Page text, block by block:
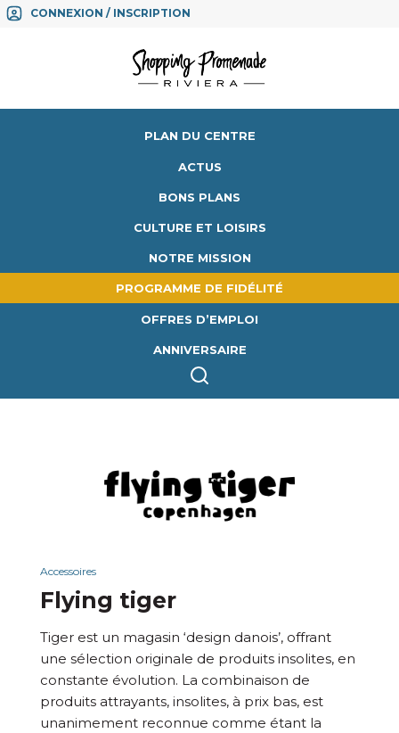
CONNEXION / INSCRIPTION
PLAN DU CENTRE
ACTUS
BONS PLANS
CULTURE ET LOISIRS
NOTRE MISSION
PROGRAMME DE FIDÉLITÉ
OFFRES D’EMPLOI
ANNIVERSAIRE
Accessoires
Flying tiger
Tiger est un magasin ‘design danois’, offrant
une sélection originale de produits insolites, en
constante évolution. La combinaison de
produits attrayants, insolites, à prix bas, est
unanimement reconnue comme étant la